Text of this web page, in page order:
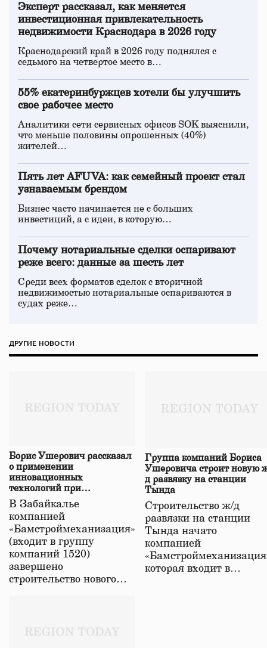
Эксперт рассказал, как меняется
инвестиционная привлекательность
недвижимости Краснодара в 2026 году
Краснодарский край в 2026 году поднялся с
седьмого на четвертое место в…
55% екатеринбуржцев хотели бы улучшить
свое рабочее место
Аналитики сети сервисных офисов SOK выяснили,
что меньше половины опрошенных (40%)
жителей…
Пять лет AFUVA: как семейный проект стал
узнаваемым брендом
Бизнес часто начинается не с больших
инвестиций, а с идеи, в которую…
Почему нотариальные сделки оспаривают
реже всего: данные за шесть лет
Среди всех форматов сделок с вторичной
недвижимостью нотариальные оспариваются в
судах реже…
ДРУГИЕ НОВОСТИ
Борис Ушерович рассказал
о применении
инновационных
технологий при
строительстве нового моста
в Забайкалье
В Забайкалье
компанией
«Бамстроймеханизация»
(входит в группу
компаний 1520)
завершено
строительство нового…
Группа компаний Бориса
Ушеровича строит новую
д развязку на станции
Тында
Строительство ж/д
развязки на станции
Тында начато
компанией
которая входит в…